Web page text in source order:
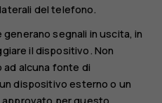
del telefono.
segnali in uscita, in
il dispositivo. Non
alcuna fonte di
dispositivo esterno o un